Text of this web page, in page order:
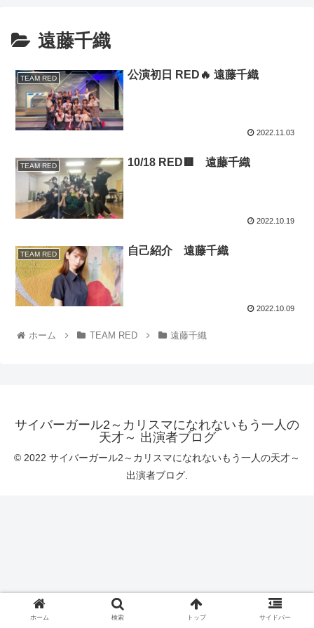
遠藤千織
TEAM RED 公演初日 RED🔥 遠藤千織
2022.11.03
TEAM RED 10/18 RED🟥 遠藤千織
2022.10.19
TEAM RED 自己紹介 遠藤千織
2022.10.09
ホーム TEAM RED 遠藤千織
サイバーガール2～カリスマになれないもう一人の
天才～ 出演者ブログ
© 2022 サイバーガール2～カリスマになれないもう一人の天才～
出演者ブログ.
ホーム 検索 トップ サイドバー